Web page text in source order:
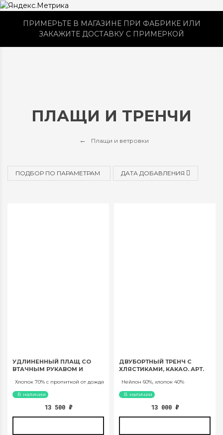
ПРИМЕРЬТЕ В МАГАЗИНЕ ПРИ ФАБРИКЕ ИЛИ
ЗАКАЖИТЕ ДОСТАВКУ С ПРИМЕРКОЙ
ПЛАЩИ И ТРЕНЧИ
Плащи и ветровки
ПОДБОР ПО ПАРАМЕТРАМ ДАТА ДОБАВЛЕНИЯ
УДЛИНЕННЫЙ ПЛАЩ СО
ВТАЧНЫМ РУКАВОМ И
1035
Хлопок 70% с пропиткой от дождя
В наличии
13 500 ₽
ДВУБОРТНЫЙ ТРЕНЧ С
ХЛЯСТИКАМИ, КАКАО. АРТ.
Нейлон 60%, хлопок 40%
В наличии
13 000 ₽